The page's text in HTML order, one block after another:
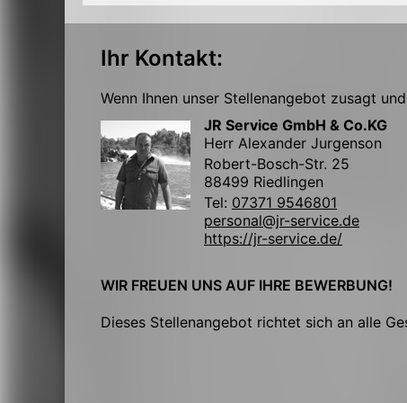
Ihr Kontakt:
Wenn Ihnen unser Stellenangebot zusagt
JR Service GmbH & Co.KG
Herr Alexander Jurgenson
Robert-Bosch-Str. 25
88499 Riedlingen
Tel: 07371 9546801
personal@jr-service.de
https://jr-service.de/
WIR FREUEN UNS AUF IHRE BEWERBUNG!
Dieses Stellenangebot richtet sich an alle